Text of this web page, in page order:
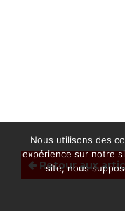
Retour aux
Nous utilisons des
expérience sur notre
site, nous